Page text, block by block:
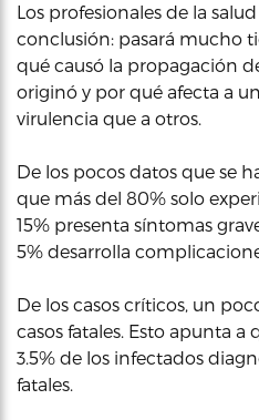
Los profesionales de la
conclusión: pasará mucho
qué causó la propagación
originó y por qué afecta a
virulencia que a otros.
De los pocos datos que se
que más del 80% solo
15% presenta síntomas
5% desarrolla
De los casos críticos, un
casos fatales. Esto apunta
3.5% de los infectados
fatales.